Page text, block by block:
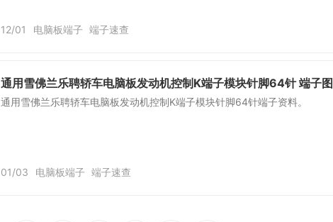
12/01 电脑板端子 端子速查
通用雪佛兰乐聘轿车电脑板发动机控制K端子模块针脚64针 端子图
通用雪佛兰乐聘轿车电脑板发动机控制K端子模块针脚64针端子资料。
01/03 电脑板端子 端子速查